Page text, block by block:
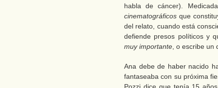
habla de cáncer).
cinematográficos que
del relato, cuando está
defiende presos políticos y
muy importante , o escribe un
Ana debe de haber nacido
fantaseaba con su próxima